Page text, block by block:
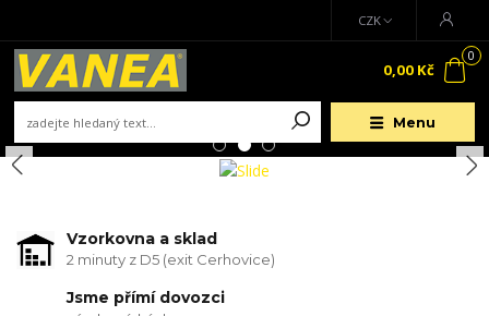
Menu
CZK
0
0,00 Kč
Vzorkovna a sklad
2 minuty z D5 (exit Cerhovice)
Jsme přímí dovozci